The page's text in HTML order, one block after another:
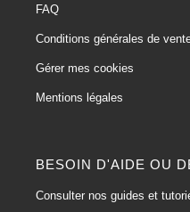
BESOIN D'AIDE OU
Consulter nos guides et
FAQ
Conditions générales de
Gérer mes cookies
Mentions légales